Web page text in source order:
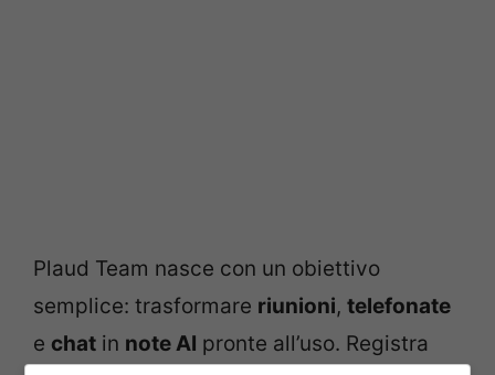
Plaud Team nasce con un obiettivo
semplice: trasformare riunioni, telefonate
e chat in note AI pronte all’uso. Registra